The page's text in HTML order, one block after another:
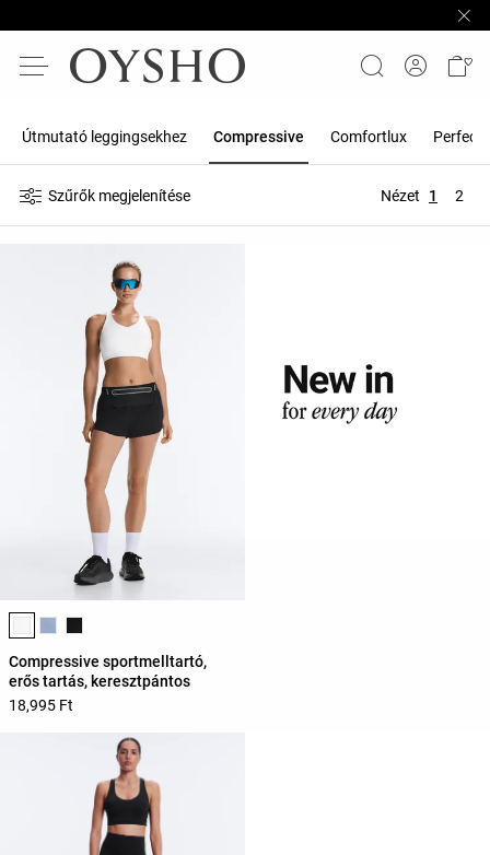
Útmutató leggingsekhez Compressive Comfortlux
Szűrők megjelenítése Nézet 1 2
Termékszínek listája
Compressive sportmelltartó,
erős tartás, keresztpántos
18,995 Ft